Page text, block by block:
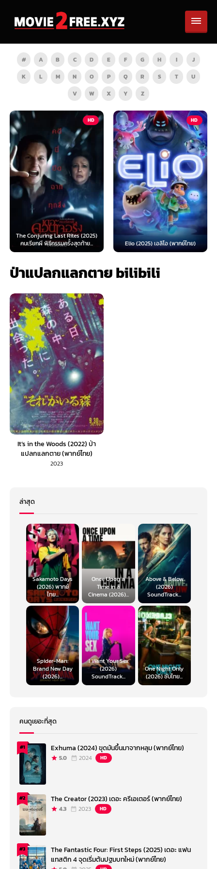
# A B C D E F G H I
J
K
L M N O P Q R S T
U
V
W X Y Z
HD
The Conjuring Last Rites (2025)
คนเรียกผี พิธีกรรมครั้งสุดท้าย...
HD
Elio (2025) เอลิโอ (พากย์ไทย)
ป่าแปลกแลกตาย bilibili
It’s in the Woods (2022) ป่า
แปลกแลกตาย (พากย์ไทย)
2023
ล่าสุด
Sakamoto Days
(2026) พากย์
ไทย...
Once Upon a
Time in a
Cinema (2026)...
Above & Below
(2026)
SoundTrack...
Spider-Man:
Brand New Day
(2026)...
I Want Your Sex
(2026)
SoundTrack...
One Night Only
(2026) ซับไทย...
คนดูเยอะที่สุด
#1 Exhuma (2024) ขุดมันขึ้นมาจากหลุม (พากย์ไทย)
5.0 2024 HD
#2 The Creator (2023) เดอะ ครีเอเตอร์ (พากย์ไทย)
4.3 2023 HD
#3
The Fantastic Four: First Steps (2025) เดอะ แฟน
แทสติก 4 จุดเริ่มต้นปฐมบทใหม่ (พากย์ไทย)